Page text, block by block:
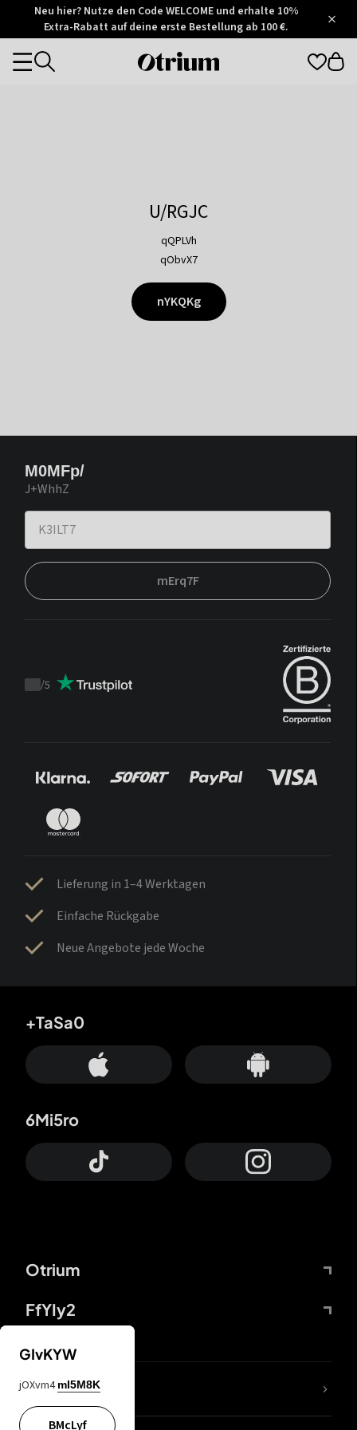
Otrium
Trustpilot
Neu hier? Nutze den Code WELCOME und erhalte 10%
Extra-Rabatt auf deine erste Bestellung ab 100 €.
Otrium
Categories
U/RGJC
qQPLVh
qObvX7
nYKQKg
M0MFp/
J+WhhZ
mErq7F
Trustpilot
/5
Lieferung in 1–4 Werktagen
Einfache Rückgabe
Neue Angebote jede Woche
Otrium
FfYIy2
+TaSa0
6Mi5ro
DDcvSo
GIvKYW
jOXvm4 mI5M8K
BMcLyf